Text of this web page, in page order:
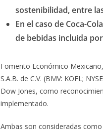
sostenibilidad, entre
En el caso de Coca-
de bebidas incluida
Fomento Económico Mexicano,
S.A.B. de C.V. (BMV: KOFL;
Dow Jones, como
implementado.
Ambas son consideradas